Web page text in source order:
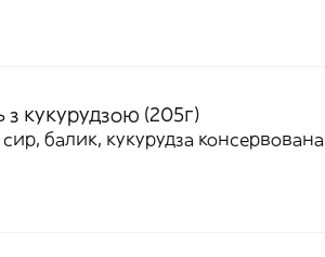
кукурудзою (205г)
балик, кукурудза консервована